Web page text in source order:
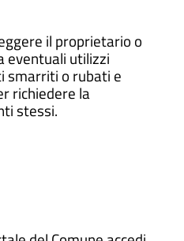
il proprietario o
eventuali utilizzi
smarriti o rubati e
richiedere la
stessi.